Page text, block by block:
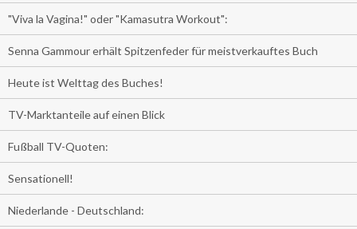
"Viva la Vagina!" oder "Kamasutra Workout":
Senna Gammour erhält Spitzenfeder für meistverkauftes Buch
Heute ist Welttag des Buches!
TV-Marktanteile auf einen Blick
Fußball TV-Quoten:
Sensationell!
Niederlande - Deutschland: